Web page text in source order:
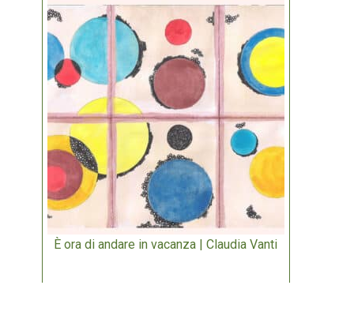
È ora di andare in vacanza | Claudia Vanti